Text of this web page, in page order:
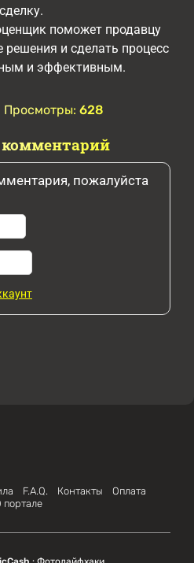
поможет продавцу
и сделать процесс
и эффективным.
| Просмотры: 628
пожалуйста
F.A.Q. Контакты
Оплата
портале